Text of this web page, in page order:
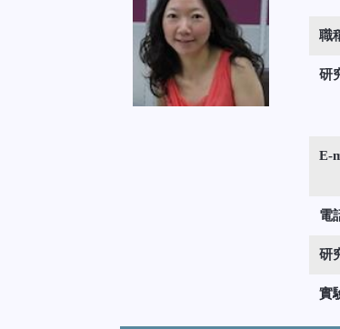
職
研
E-
電
研
實